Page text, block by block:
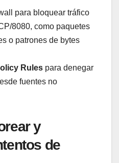
para bloquear tráfico
8080, como paquetes
o patrones de bytes
Rules para denegar
fuentes no
y
de